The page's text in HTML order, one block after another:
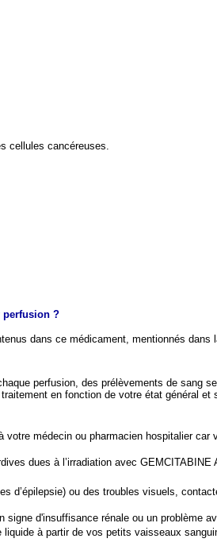
cellules cancéreuses.
perfusion ?
dans ce médicament, mentionnés dans
perfusion, des prélèvements de sang
en fonction de votre état général
médecin ou pharmacien hospitalier car
dues à l’irradiation avecGEMCITABINE
ou des troubles visuels,
signe d'insuffisance rénaleou un problème
à partir de vos petits vaisseaux